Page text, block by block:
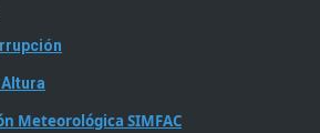
Meteorológica SIMFAC